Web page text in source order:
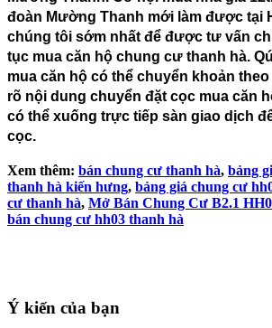
đoàn Mường Thanh mới làm được tại
chúng tôi sớm nhất để được tư vấn
tục mua căn hộ chung cư thanh hà.
mua căn hộ có thể chuyển khoản
rõ nội dung chuyển đặt cọc mua căn
có thể xuống trực tiếp sàn giao dịch
cọc.
Xem thêm: bán chung cư thanh hà, bảng
thanh hà kiến hưng, bảng giá chung cư
cư thanh hà, Mở Bán Chung Cư B2.1
bán chung cư hh03 thanh hà
Ý kiến của bạn